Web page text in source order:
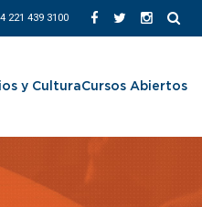
221 439 3100
y CulturaCursos Abiertos